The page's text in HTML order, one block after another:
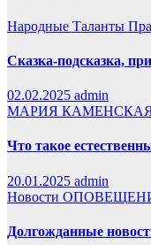
Народные Таланты
Сказка-подсказка,
02.02.2025 admin
МАРИЯ
Что такое
20.01.2025 admin
Новости
Долгожданные